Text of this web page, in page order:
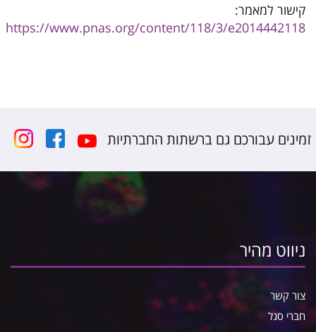
קישור למאמר:
https://www.pnas.org/content/118/3/e2014442118
זמינים עבורכם גם ברשתות החברתיות
ניווט מהיר
צור קשר
חברי סגל